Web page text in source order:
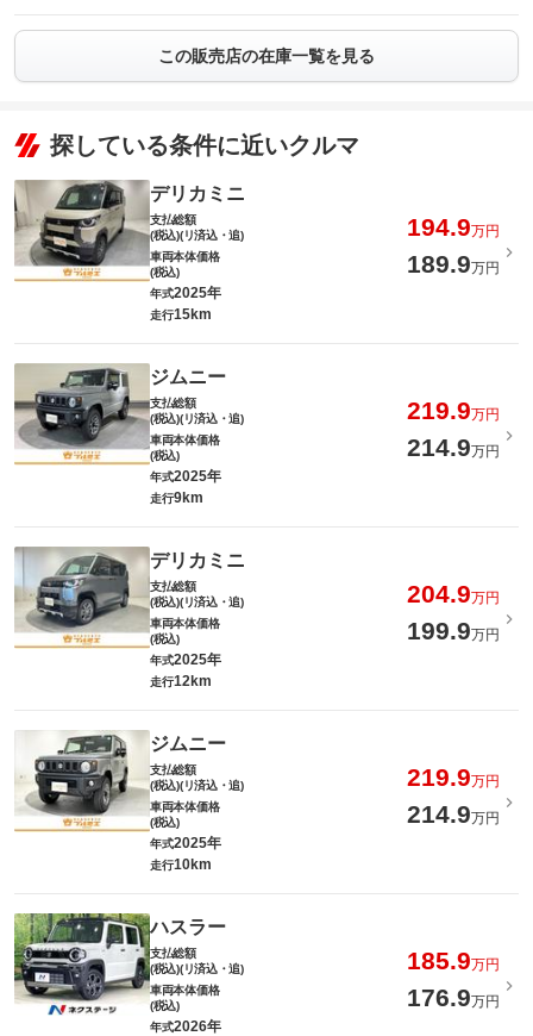
この販売店の在庫一覧を見る
探している条件に近いクルマ
デリカミニ
支払総額
(税込)(リ済込・追)
194.9万円
車両本体価格
(税込)
189.9万円
年式2025年
走行15km
ジムニー
支払総額
(税込)(リ済込・追)
219.9万円
車両本体価格
(税込)
214.9万円
年式2025年
走行9km
デリカミニ
支払総額
(税込)(リ済込・追)
204.9万円
車両本体価格
(税込)
199.9万円
年式2025年
走行12km
ジムニー
支払総額
(税込)(リ済込・追)
219.9万円
車両本体価格
(税込)
214.9万円
年式2025年
走行10km
ハスラー
支払総額
(税込)(リ済込・追)
185.9万円
車両本体価格
(税込)
176.9万円
年式2026年